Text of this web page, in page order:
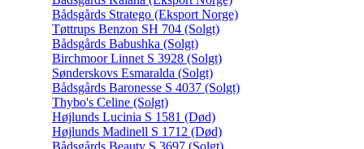
Bådsgårds Stratego (Eksport Norge)
Tøttrups Benzon SH 704 (Solgt)
Bådsgårds Babushka (Solgt)
Birchmoor Linnet S 3928 (Solgt)
Sønderskovs Esmaralda (Solgt)
Bådsgårds Baronesse S 4037 (Solgt)
Thybo's Celine (Solgt)
Højlunds Lucinia S 1581 (Død)
Højlunds Madinell S 1712 (Død)